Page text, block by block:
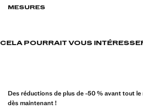
Ouverture à l'arrière. Le mannequin porte une
MESURES
CELA POURRAIT VOUS
Des réductions de plus de -50 % avant tout
dès maintenant !